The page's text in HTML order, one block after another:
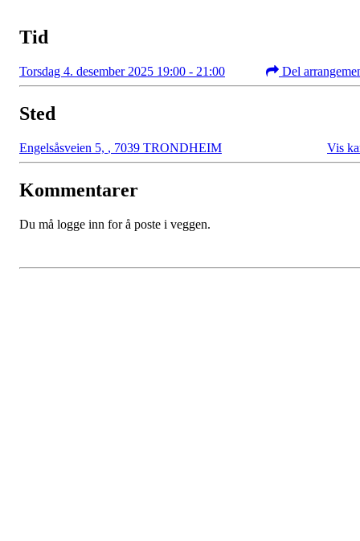
Tid
Torsdag 4. desember 2025 19:00 - 21:00 Del
Sted
Engelsåsveien 5, , 7039 TRONDHEIM Vis
Kommentarer
Du må logge inn for å poste i veggen.